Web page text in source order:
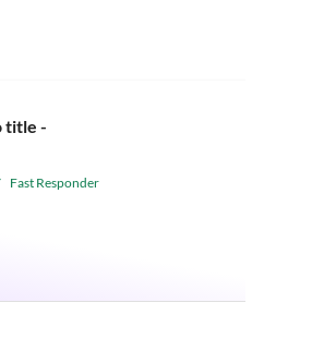
title -
Fast Responder